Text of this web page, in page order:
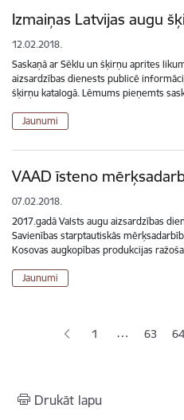
Izmaiņas Latvijas augu
12.02.2018.
Saskaņā ar Sēklu un šķirņu aprites
aizsardzības dienests publicē
šķirņu katalogā. Lēmums pieņemts
Jaunumi
VAAD īsteno
07.02.2018.
2017.gadā Valsts augu aizsardzības
Savienības starptautiskās
Kosovas augkopības produkcijas
Jaunumi
1 … Lapa
63 64
Drukāt lapu